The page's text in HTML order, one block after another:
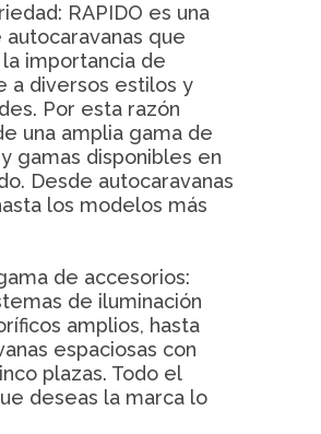
RAPIDO es una
autocaravanas que
importancia de
a diversos estilos y
Por esta razón
una amplia gama de
gamas disponibles en
Desde autocaravanas
los modelos más
de accesorios:
de iluminación
amplios, hasta
espaciosas con
plazas. Todo el
deseas la marca lo